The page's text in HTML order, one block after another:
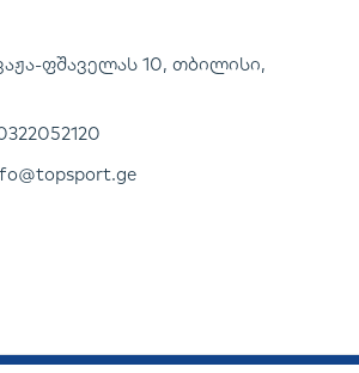
ფშაველას 10, თბილისი,